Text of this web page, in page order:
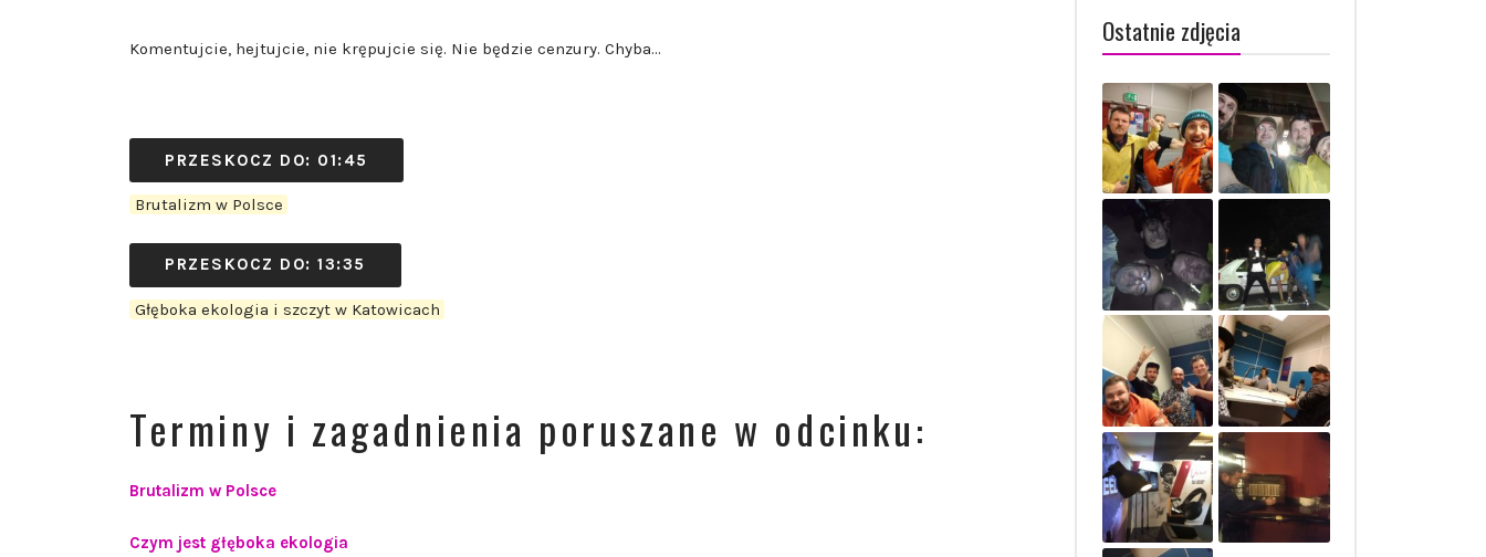
Komentujcie, hejtujcie, nie krępujcie się. Nie będzie cenzury. Chyba…
PRZESKOCZ DO: 01:45
Brutalizm w Polsce
PRZESKOCZ DO: 13:35
Głęboka ekologia i szczyt w Katowicach
Terminy i zagadnienia poruszane w odcinku:
Brutalizm w Polsce
Czym jest głęboka ekologia
Ostatnie zdjęcia